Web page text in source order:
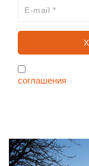
соглашения